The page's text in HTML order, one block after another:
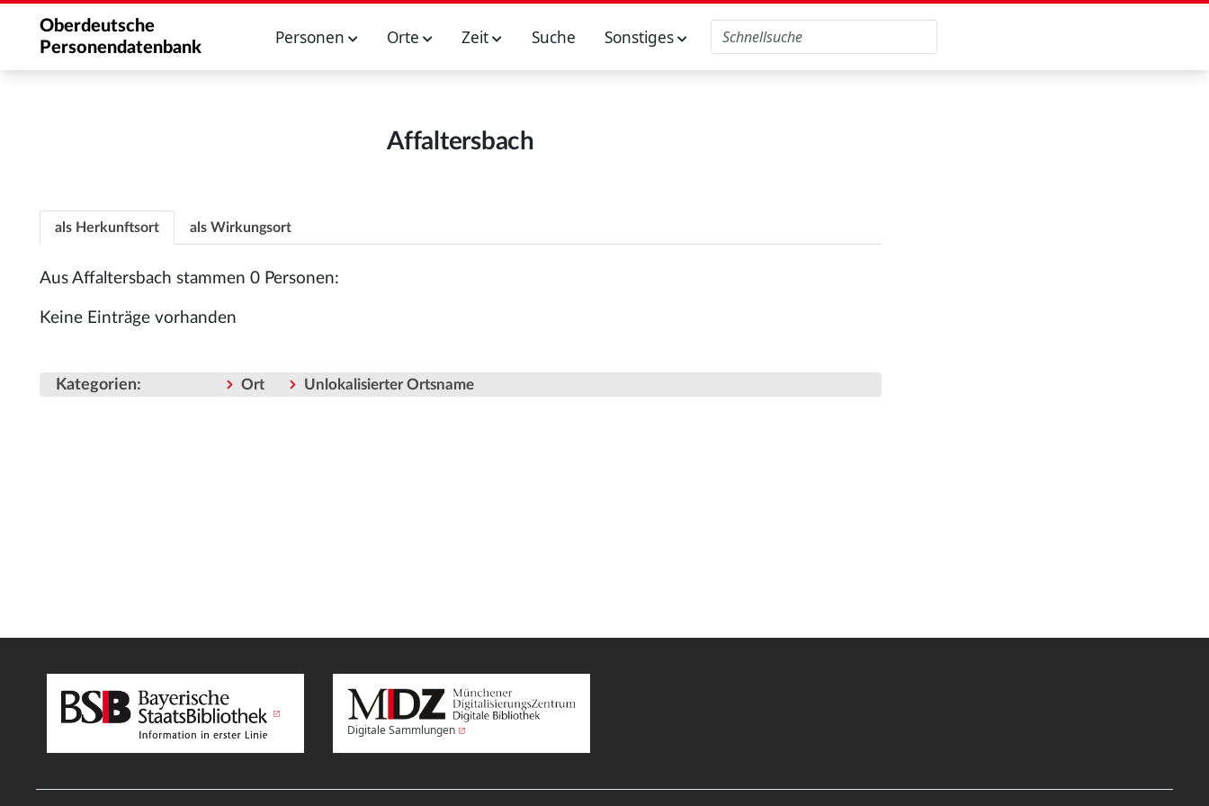
Oberdeutsche
Personendatenbank
Personen Orte Zeit Suche Sonstiges
Affaltersbach
als Herkunftsort als Wirkungsort
Aus Affaltersbach stammen 0 Personen:
Keine Einträge vorhanden
Kategorien: Ort Unlokalisierter Ortsname
Digitale Sammlungen